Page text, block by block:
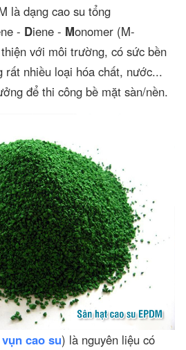
là dạng cao su tổng
- Diene - Monomer (M-
với môi trường, có sức bền
rất nhiều loại hóa chất, nước...
để thi công bề mặt sàn/nền.
vụn cao su) là nguyên liệu có